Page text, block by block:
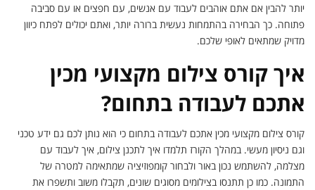
יותר להבין אם אתם אוהבים לעבוד עם אנשים, עם חפצים או עם סביבה
פתוחה. כך הבחירה בהתמחות נעשית ברורה יותר, ואתם יכולים לפתח כיוון
מדויק שמתאים לאופי שלכם.
איך קורס צילום מקצועי מכין
אתכם לעבודה בתחום?
קורס צילום מקצועי מכין אתכם לעבודה בתחום כי הוא נותן לכם גם ידע טכני
וגם ניסיון מעשי. במהלך הקורז תלמדו איך לתכנן צילום, איך לעבוד עם
מצלמה, להשתמש נכון באור ולבחור קומפוזיציה שמתאימה למטרה של
התמונה. כמו כן תתנסו בצילומים מסוגים שונים, תקבלו משוב ותשפרו את